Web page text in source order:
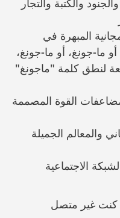
والكتبة والتجار
المبهرة في
ما-جونغ، أو ما-جونغ،
لنطق كلمة "ماجونغ"
القوة المصممة
والمعالم الجميلة
الاجتماعية
كنت غير متصل